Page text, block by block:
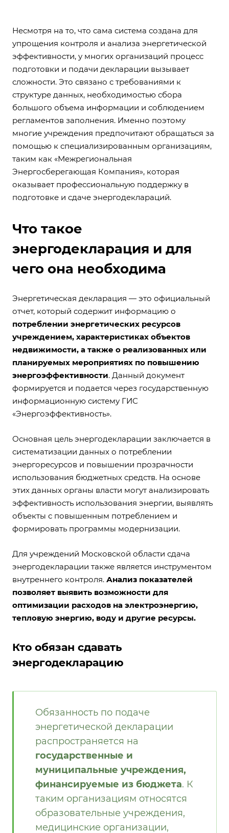
Несмотря на то, что сама система создана для
упрощения контроля и анализа энергетической
эффективности, у многих организаций процесс
подготовки и подачи декларации вызывает
сложности. Это связано с требованиями к
структуре данных, необходимостью сбора
большого объема информации и соблюдением
регламентов заполнения. Именно поэтому
многие учреждения предпочитают обращаться за
помощью к специализированным организациям,
таким как «Межрегиональная
Энергосберегающая Компания», которая
оказывает профессиональную поддержку в
подготовке и сдаче энергодеклараций.
Что такое
энергодекларация и для
чего она необходима
Энергетическая декларация — это официальный
отчет, который содержит информацию о
потреблении энергетических ресурсов
учреждением, характеристиках объектов
недвижимости, а также о реализованных или
планируемых мероприятиях по повышению
энергоэффективности. Данный документ
формируется и подается через государственную
информационную систему ГИС
«Энергоэффективность».
Основная цель энергодекларации заключается в
систематизации данных о потреблении
энергоресурсов и повышении прозрачности
использования бюджетных средств. На основе
этих данных органы власти могут анализировать
эффективность использования энергии, выявлять
объекты с повышенным потреблением и
формировать программы модернизации.
Для учреждений Московской области сдача
энергодекларации также является инструментом
внутреннего контроля. Анализ показателей
позволяет выявить возможности для
оптимизации расходов на электроэнергию,
тепловую энергию, воду и другие ресурсы.
Кто обязан сдавать
энергодекларацию
Обязанность по подаче
энергетической декларации
распространяется на
государственные и
муниципальные учреждения,
финансируемые из бюджета. К
таким организациям относятся
образовательные учреждения,
медицинские организации,